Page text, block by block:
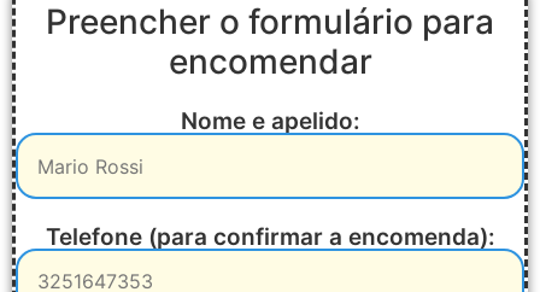
Preencher o formulário para
encomendar
Nome e apelido:
Telefone (para confirmar a encomenda):